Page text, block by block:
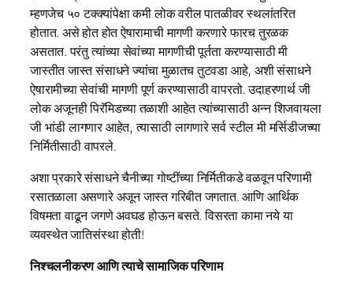
म्हणजेच ५० टक्क्यांपेक्षा कमी लोक वरील पातळीवर स्थलांतरित
होतात. असे होत होत ऐषारामाची मागणी करणारे फारच तुरळक
असतात. परंतु त्यांच्या सेवांच्या मागणीची पूर्तता करण्यासाठी मी
जास्तीत जास्त संसाधने ज्यांचा मुळातच तुटवडा आहे, अशी संसाधने
ऐषारामीच्या सेवांची मागणी पूर्ण करण्यासाठी वापरतो. उदाहरणार्थ जी
लोक अजूनही पिरॅमिडच्या तळाशी आहेत त्यांच्यासाठी अन्न शिजवायला
जी भांडी लागणार आहेत, त्यासाठी लागणारे सर्व स्टील मी मर्सिडीजच्या
निर्मितीसाठी वापरले.
अशा प्रकारे संसाधने चैनीच्या गोष्टींच्या निर्मितीकडे वळवून परिणामी
रसातळाला असणारे अजून जास्त गरिबीत जगतात. आणि आर्थिक
विषमता वाढून जगणे अवघड होऊन बसते. विसरता कामा नये या
व्यवस्थेत जातिसंस्था होती!
निश्चलनीकरण आणि त्याचे सामाजिक परिणाम